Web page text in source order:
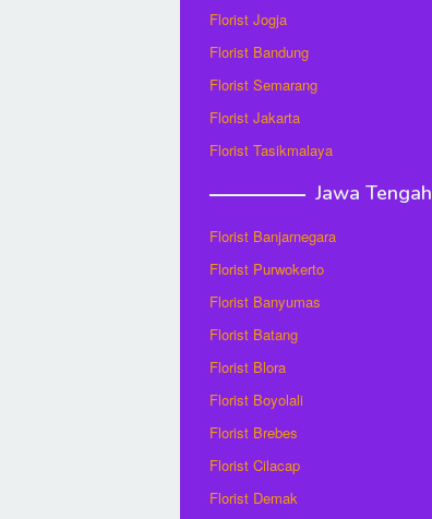
Florist Jogja
Florist Bandung
Florist Semarang
Florist Jakarta
Florist Tasikmalaya
Jawa Tengah
Florist Banjarnegara
Florist Purwokerto
Florist Banyumas
Florist Batang
Florist Blora
Florist Boyolali
Florist Brebes
Florist Cilacap
Florist Demak